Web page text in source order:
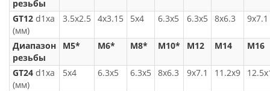
резьбы
GT12 d1xa
(мм)
3.5x2.5 4x3.15 5x4 6.3x5 6.3x5 8x6.3 9x7.1
Диапазон
резьбы
M5* M6* M8* M10* M12 M14 M16
GT24 d1xa
(мм)
5x4 6.3x5 6.3x5 8x6.3 9x7.1 11.2x9